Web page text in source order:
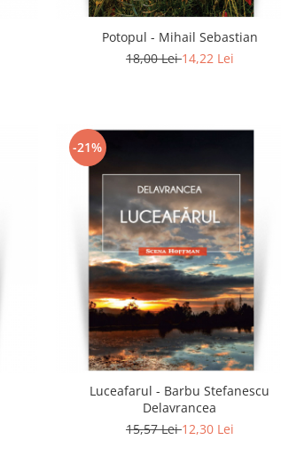
Potopul - Mihail Sebastian
18,00 Lei14,22 Lei
-21%
Luceafarul - Barbu Stefanescu
Delavrancea
15,57 Lei12,30 Lei